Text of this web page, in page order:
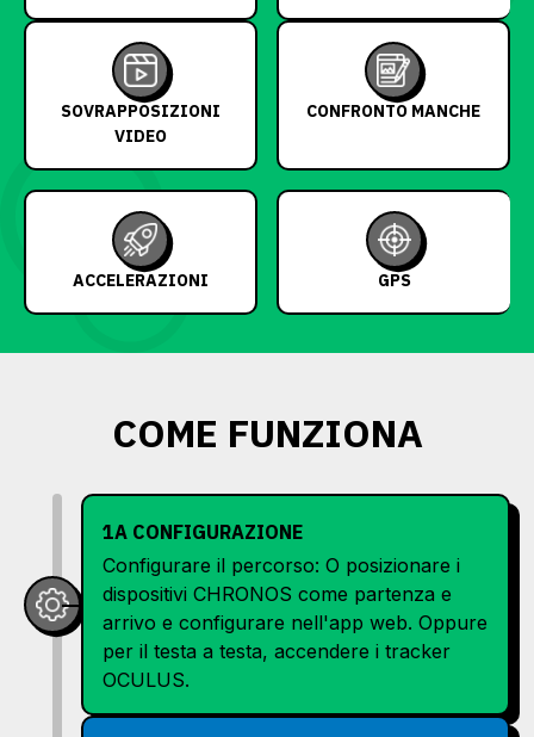
SOVRAPPOSIZIONI
VIDEO
CONFRONTO MANCHE
ACCELERAZIONI GPS
COME FUNZIONA
1A CONFIGURAZIONE
Configurare il percorso: O posizionare i
dispositivi CHRONOS come partenza e
arrivo e configurare nell'app web. Oppure
per il testa a testa, accendere i tracker
OCULUS.